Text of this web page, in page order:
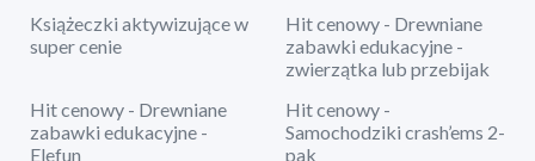
Książeczki aktywizujące w
super cenie
Hit cenowy - Drewniane
zabawki edukacyjne -
zwierzątka lub przebijak
Hit cenowy - Drewniane
zabawki edukacyjne -
Elefun
Hit cenowy -
Samochodziki crash’ems 2-
pak